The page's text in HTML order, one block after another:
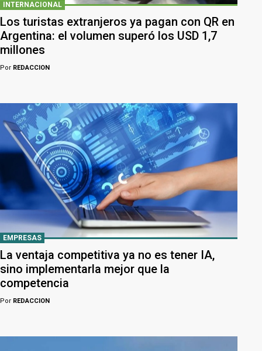
INTERNACIONAL
Los turistas extranjeros ya pagan con QR en
Argentina: el volumen superó los USD 1,7
millones
Por REDACCION
EMPRESAS
La ventaja competitiva ya no es tener IA,
sino implementarla mejor que la
competencia
Por REDACCION